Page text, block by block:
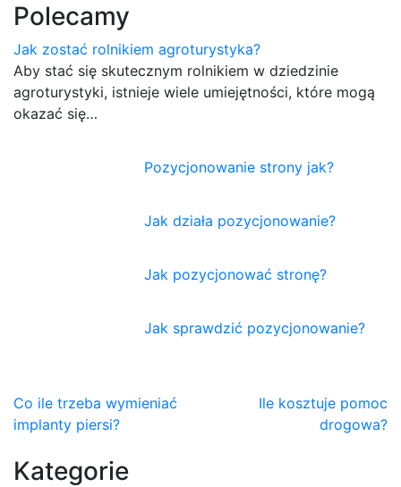
Polecamy
Jak zostać rolnikiem agroturystyka?
Aby stać się skutecznym rolnikiem w dziedzinie
agroturystyki, istnieje wiele umiejętności, które mogą
okazać się…
Pozycjonowanie strony jak?
Jak działa pozycjonowanie?
Jak pozycjonować stronę?
Jak sprawdzić pozycjonowanie?
Nawigacja
wpisu
Co ile trzeba wymieniać
implanty piersi?
Ile kosztuje pomoc
drogowa?
Kategorie